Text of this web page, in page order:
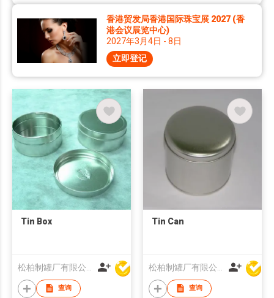
香港贸发局香港国际珠宝展 2027 (香
港会议展览中心)
2027年3月4日 - 8日
立即登记
Tin Box
查询
Tin Can
查询